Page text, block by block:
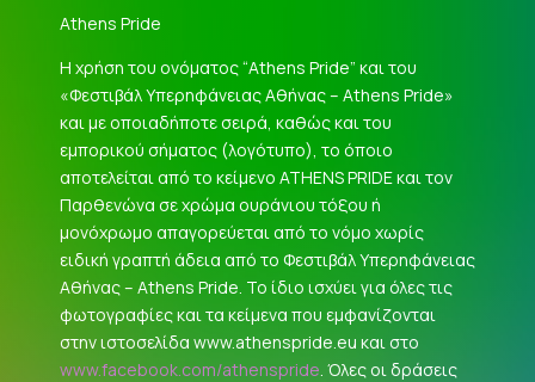
Athens Pride
Η χρήση του ονόματος “Athens Pride” και του
«Φεστιβάλ Υπερηφάνειας Αθήνας – Athens Pride»
και με οποιαδήποτε σειρά, καθώς και του
εμπορικού σήματος (λογότυπο), το όποιο
αποτελείται από το κείμενο ATHENS PRIDE και τον
Παρθενώνα σε χρώμα ουράνιου τόξου ή
μονόχρωμο απαγορεύεται από το νόμο χωρίς
ειδική γραπτή άδεια από το Φεστιβάλ Υπερηφάνειας
Αθήνας – Athens Pride. Το ίδιο ισχύει για όλες τις
φωτογραφίες και τα κείμενα που εμφανίζονται
στην ιστοσελίδα www.athenspride.eu και στο
www.facebook.com/athenspride. Όλες οι δράσεις